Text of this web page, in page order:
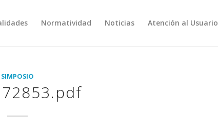
Normatividad Noticias Atención al Usuario
SIMPOSIO